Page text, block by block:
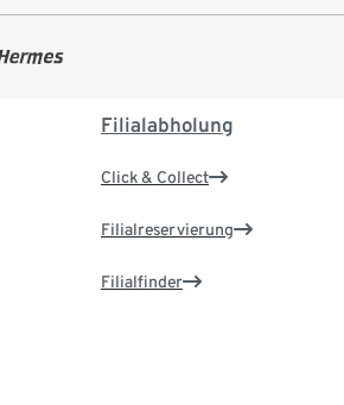
Filialabholung
Click & Collect
Filialreservierung
Filialfinder